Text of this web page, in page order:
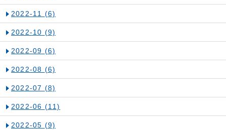
2022-11 (6)
2022-10 (9)
2022-09 (6)
2022-08 (6)
2022-07 (8)
2022-06 (11)
2022-05 (9)